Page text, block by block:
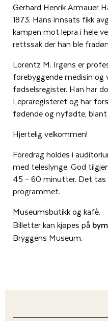
Gerhard Henrik Armauer
1873. Hans innsats fikk
kampen mot lepra i hele
rettssak der han ble
Lorentz M. Irgens er
forebyggende medisin og
fødselsregister. Han har
Lepraregisteret og har
fødende og nyfødte,
Hjertelig velkommen!
Foredrag holdes i
med teleslynge. God
45 – 60 minutter. Det tas
programmet.
Museumsbutikk og kafè.
Billetter kan kjøpes på
Bryggens Museum.